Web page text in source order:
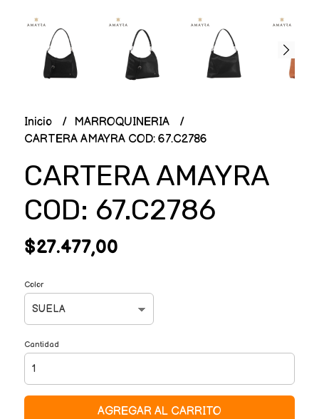
Inicio
MARROQUINERIA
CARTERA AMAYRA COD: 67.C2786
CARTERA AMAYRA
COD: 67.C2786
$27.477,00
Color
Cantidad
AGREGAR AL CARRITO